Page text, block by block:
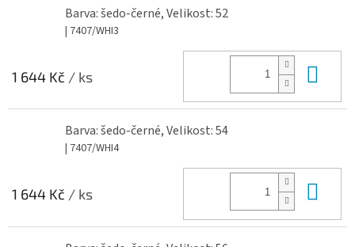
Barva: šedo-černé, Velikost: 52
| 7407/WHI3
1 644 Kč / ks
Barva: šedo-černé, Velikost: 54
| 7407/WHI4
1 644 Kč / ks